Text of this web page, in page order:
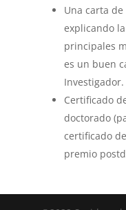
Una carta
explicando
principales
es un buen
Investigador.
Certificado
doctorado
certificado
premio